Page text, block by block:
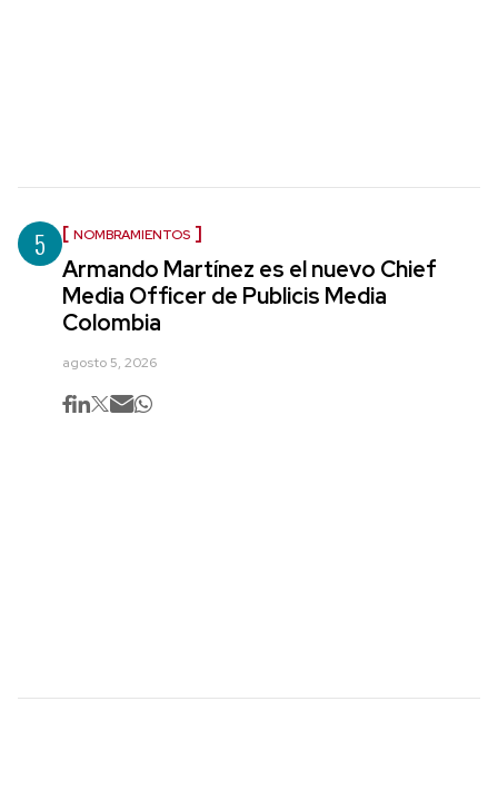
5 NOMBRAMIENTOS
Armando Martínez es el nuevo Chief
Media Officer de Publicis Media
Colombia
agosto 5, 2026